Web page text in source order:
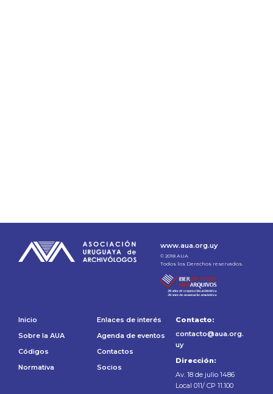
www.aua.org.uy
© 2018 AUA
Todos los Derechos reservados.
Inicio
Sobre la AUA
Códigos
Normativa
Enlaces de interés
Agenda de eventos
Contactos
Socios
Contacto:
contacto@aua.org.
uy
Dirección:
Av. 18 de julio 1486
Local 011/ CP 11.100